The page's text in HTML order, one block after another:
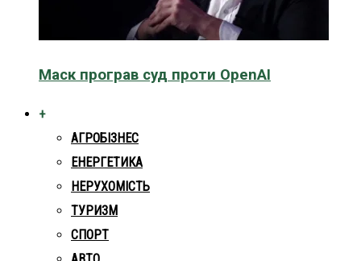
Маск програв суд проти OpenAI
+
АГРОБІЗНЕС
ЕНЕРГЕТИКА
НЕРУХОМІСТЬ
ТУРИЗМ
СПОРТ